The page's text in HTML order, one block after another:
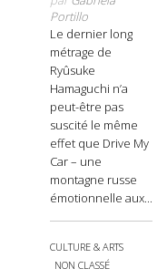
Portillo
Le dernier long
métrage de
Ryûsuke
Hamaguchi n’a
peut-être pas
suscité le même
effet que Drive My
Car – une
montagne russe
émotionnelle aux...
CULTURE & ARTS
NON CLASSÉ